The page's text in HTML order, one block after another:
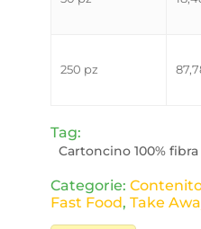
250 pz
Tag:
Cartoncino 100%
Categorie:
Fast Food, Take